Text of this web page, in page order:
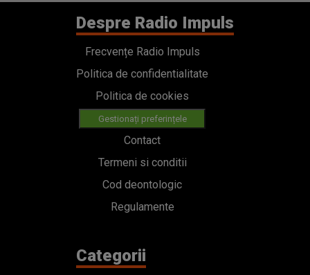
Despre Radio Impuls
Frecvențe Radio Impuls
Politica de confidentialitate
Politica de cookies
Gestionați preferințele
Contact
Termeni si conditii
Cod deontologic
Regulamente
Categorii